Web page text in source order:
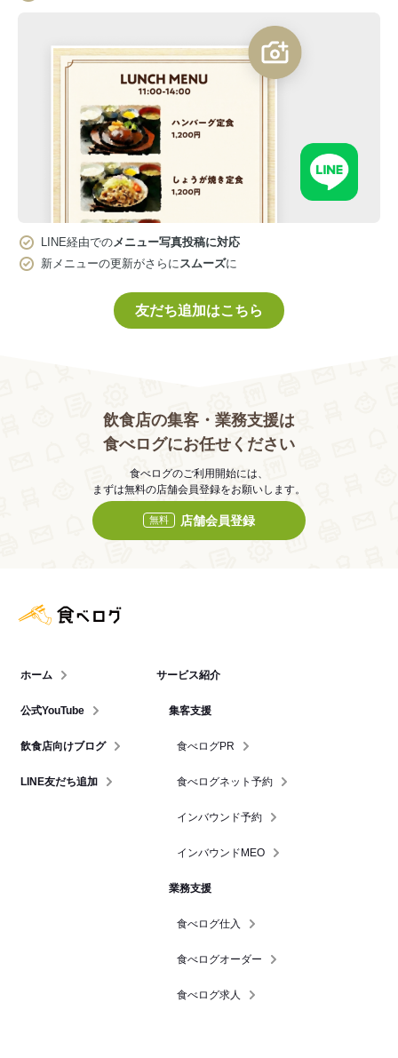
LINE経由でのメニュー写真投稿に対応
新メニューの更新がさらにスムーズに
友だち追加はこちら
飲食店の集客・業務支援は
食べログにお任せください
食べログのご利用開始には、
まずは無料の店舗会員登録をお願いします。
無料 店舗会員登録
ホーム
公式YouTube
飲食店向けブログ
LINE友だち追加
サービス紹介
集客支援
食べログPR
食べログネット予約
インバウンド予約
インバウンドMEO
業務支援
食べログ仕入
食べログオーダー
食べログ求人